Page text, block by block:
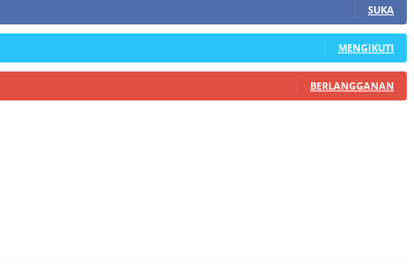
SUKA
MENGIKUTI
BERLANGGANAN